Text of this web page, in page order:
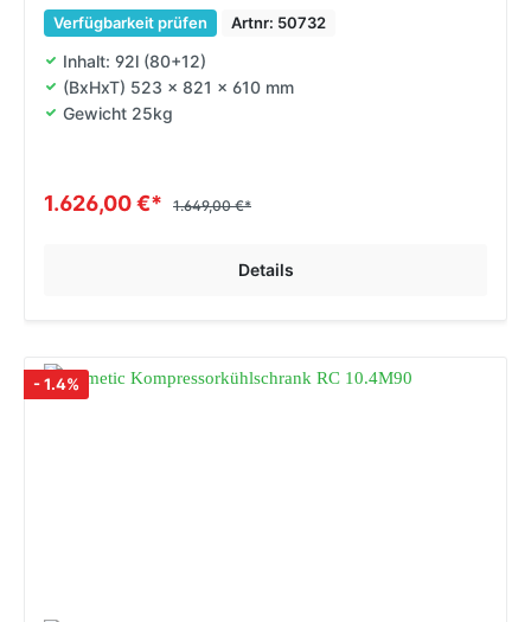
Verfügbarkeit prüfen Artnr: 50732
Inhalt: 92l (80+12)
(BxHxT) 523 x 821 x 610 mm
Gewicht 25kg
1.626,00 €* 1.649,00 €*
Details
- 1.4%